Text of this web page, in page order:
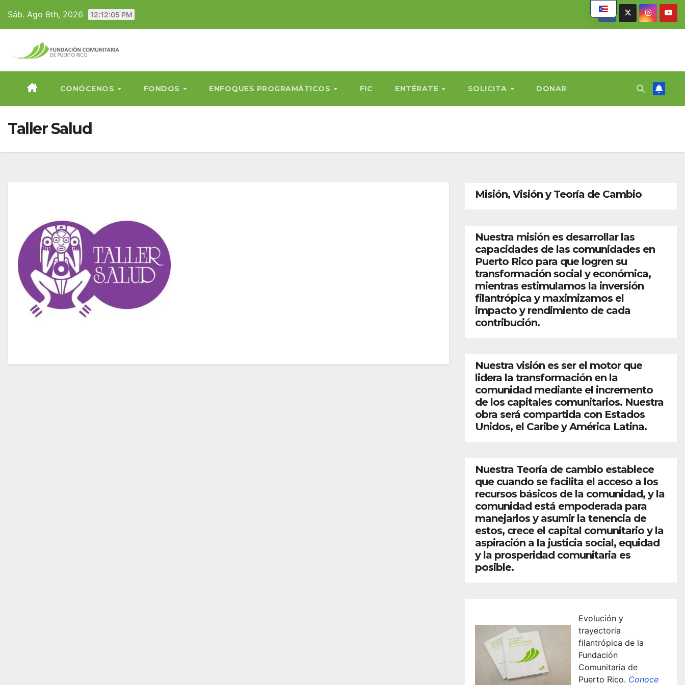
content
Sáb. Ago 8th, 2026 12:12:05 PM
CONÓCENOS FONDOS ENFOQUES PROGRAMÁTICOS FIC ENTÉRATE SOLICITA DONAR
Taller Salud
Misión, Visión y Teoría de Cambio
Nuestra misión es desarrollar las
capacidades de las comunidades en
Puerto Rico para que logren su
transformación social y económica,
mientras estimulamos la inversión
filantrópica y maximizamos el
impacto y rendimiento de cada
contribución.
Nuestra visión es ser el motor que
lidera la transformación en la
comunidad mediante el incremento
de los capitales comunitarios. Nuestra
obra será compartida con Estados
Unidos, el Caribe y América Latina.
Nuestra Teoría de cambio establece
que cuando se facilita el acceso a los
recursos básicos de la comunidad, y la
comunidad está empoderada para
manejarlos y asumir la tenencia de
estos, crece el capital comunitario y la
aspiración a la justicia social, equidad
y la prosperidad comunitaria es
posible.
Evolución y
trayectoria
filantrópica de la
Fundación
Comunitaria de
Puerto Rico. Conoce